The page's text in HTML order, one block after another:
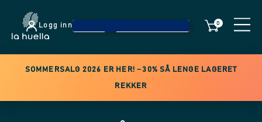
Logg inn 0
SOMMERSALG 2026 ER HER! −30% SÅ LENGE LAGERET
REKKER